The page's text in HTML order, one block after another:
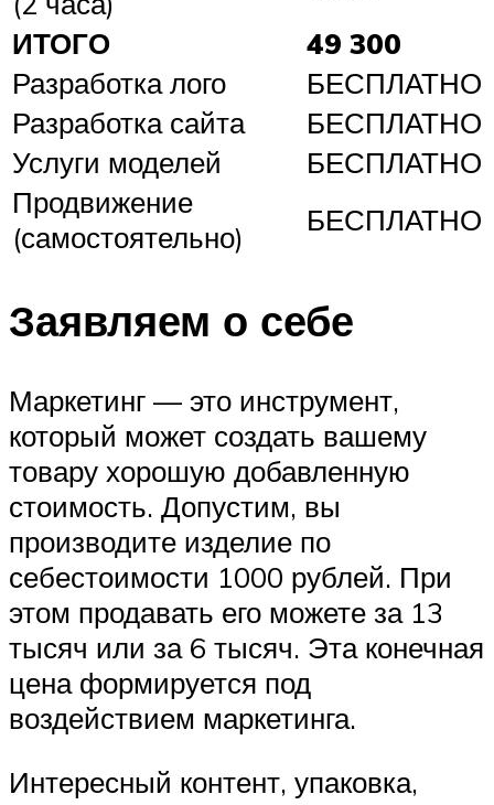
ИТОГО
49 300
Разработка лого
БЕСПЛАТНО
Разработка сайта
БЕСПЛАТНО
Услуги моделей
БЕСПЛАТНО
Продвижение
(самостоятельно)
БЕСПЛАТНО
Заявляем о себе
Маркетинг — это инструмент,
который может создать вашему
товару хорошую добавленную
стоимость. Допустим, вы
производите изделие по
себестоимости 1000 рублей. При
этом продавать его можете за 13
тысяч или за 6 тысяч. Эта конечная
цена формируется под
воздействием маркетинга.
Интересный контент, упаковка,